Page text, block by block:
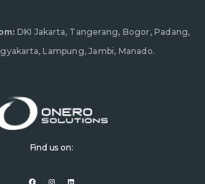
DKI Jakarta, Tangerang, Bogor, Padang,
Lampung, Jambi, Manado.
Find us on:
a n i